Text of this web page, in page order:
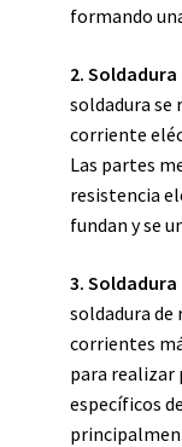
formando
2.
soldadura se
corriente
Las partes
resistencia
fundan y se
3.
soldadura de
corrientes
para realizar
específicos